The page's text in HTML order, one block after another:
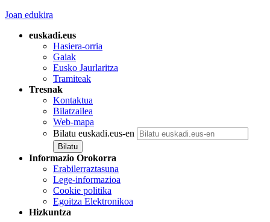
Joan edukira
euskadi.eus
Hasiera-orria
Gaiak
Eusko Jaurlaritza
Tramiteak
Tresnak
Kontaktua
Bilatzailea
Web-mapa
Bilatu euskadi.eus-en
Informazio Orokorra
Erabilerraztasuna
Lege-informazioa
Cookie politika
Egoitza Elektronikoa
Hizkuntza